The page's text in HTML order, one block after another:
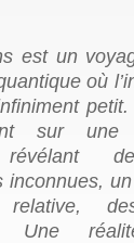
est un
où
sur une
révélant
inconnues,
relative,
Une